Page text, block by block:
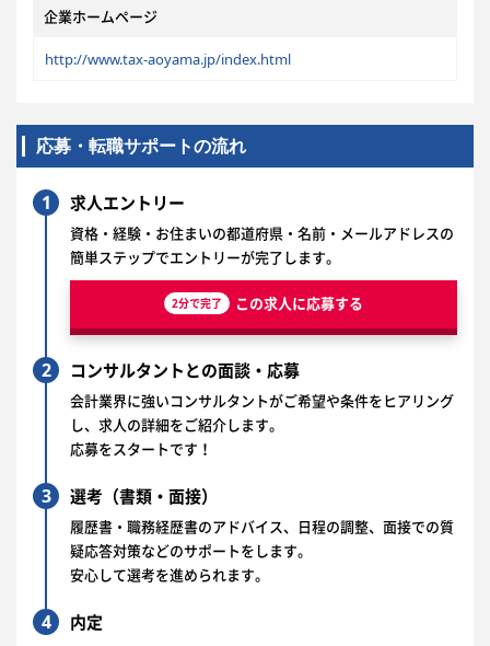
企業ホームページ
http://www.tax-aoyama.jp/index.html
応募・転職サポートの流れ
1 求人エントリー
資格・経験・お住まいの都道府県・名前・メールアドレスの
簡単ステップでエントリーが完了します。
2分で完了 この求人に応募する
2 コンサルタントとの面談・応募
会計業界に強いコンサルタントがご希望や条件をヒアリング
し、求人の詳細をご紹介します。
応募をスタートです！
3 選考（書類・面接）
履歴書・職務経歴書のアドバイス、日程の調整、面接での質
疑応答対策などのサポートをします。
安心して選考を進められます。
4 内定